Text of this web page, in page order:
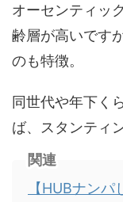
オーセンティッ
齢層が高いです
のも特徴。
同世代や年下く
ば、スタンティ
関連
【HUBナン